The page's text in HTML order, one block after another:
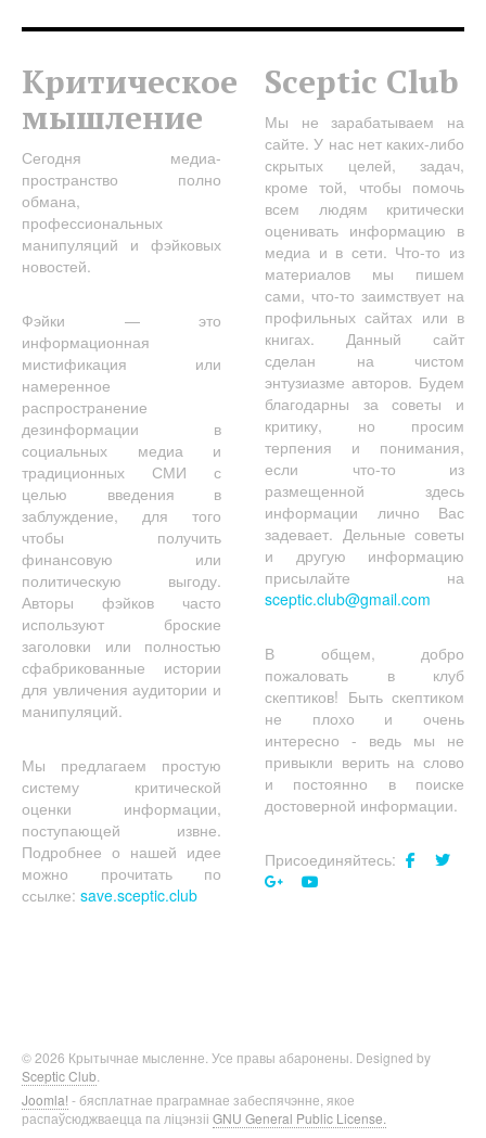
Критическое
мышление
Сегодня медиа-
пространство полно
обмана,
профессиональных
манипуляций и фэйковых
новостей.
Фэйки — это
информационная
мистификация или
намеренное
распространение
дезинформации в
социальных медиа и
традиционных СМИ с
целью введения в
заблуждение, для того
чтобы получить
финансовую или
политическую выгоду.
Авторы фэйков часто
используют броские
заголовки или полностью
сфабрикованные истории
для увличения аудитории и
манипуляций.
Мы предлагаем простую
систему критической
оценки информации,
поступающей извне.
Подробнее о нашей идее
можно прочитать по
ссылке: save.sceptic.club
Sceptic Club
Мы не зарабатываем на
сайте. У нас нет каких-либо
скрытых целей, задач,
кроме той, чтобы помочь
всем людям критически
оценивать информацию в
медиа и в сети. Что-то из
материалов мы пишем
сами, что-то заимствует на
профильных сайтах или в
книгах. Данный сайт
сделан на чистом
энтузиазме авторов. Будем
благодарны за советы и
критику, но просим
терпения и понимания,
если что-то из
размещенной здесь
информации лично Вас
задевает. Дельные советы
и другую информацию
присылайте на
sceptic.club@gmail.com
В общем, добро
пожаловать в клуб
скептиков! Быть скептиком
не плохо и очень
интересно - ведь мы не
привыкли верить на слово
и постоянно в поиске
достоверной информации.
Присоединяйтесь:
© 2026 Крытычнае мысленне. Усе правы абаронены. Designed by
Sceptic Club
Joomla! - бясплатнае праграмнае забеспячэнне, якое
распаўсюджваецца па ліцэнзіі GNU General Public License.